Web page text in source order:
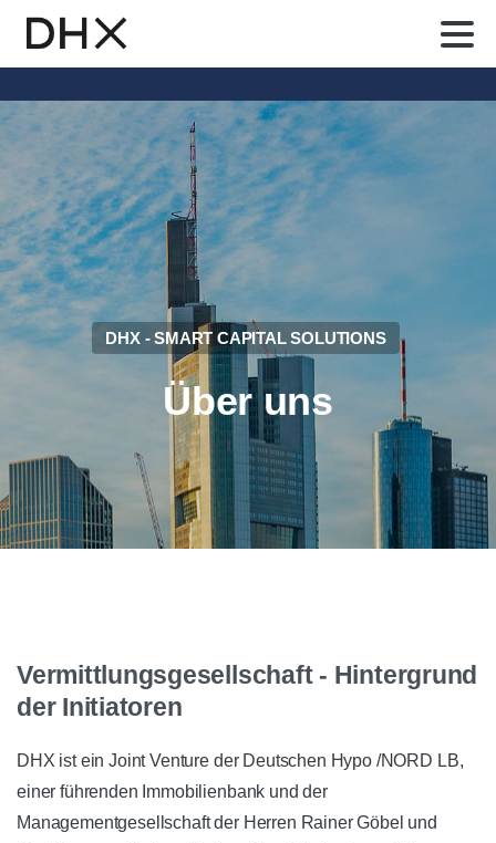
DHX - SMART CAPITAL SOLUTIONS
Über uns
Vermittlungsgesellschaft - Hintergrund
der Initiatoren
DHX ist ein Joint Venture der Deutschen Hypo /NORD LB,
einer führenden Immobilienbank und der
Managementgesellschaft der Herren Rainer Göbel und